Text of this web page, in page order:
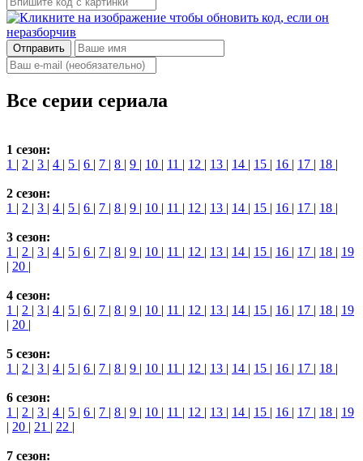
Отправить
Все серии сериала
1 сезон:
1 | 2 | 3 | 4 | 5 | 6 | 7 | 8 | 9 | 10 | 11 | 12 | 13 | 14 | 15 | 16 | 17 | 18 |
2 сезон:
1 | 2 | 3 | 4 | 5 | 6 | 7 | 8 | 9 | 10 | 11 | 12 | 13 | 14 | 15 | 16 | 17 | 18 |
3 сезон:
1 | 2 | 3 | 4 | 5 | 6 | 7 | 8 | 9 | 10 | 11 | 12 | 13 | 14 | 15 | 16 | 17 | 18 | 19
| 20 |
4 сезон:
1 | 2 | 3 | 4 | 5 | 6 | 7 | 8 | 9 | 10 | 11 | 12 | 13 | 14 | 15 | 16 | 17 | 18 | 19
| 20 |
5 сезон:
1 | 2 | 3 | 4 | 5 | 6 | 7 | 8 | 9 | 10 | 11 | 12 | 13 | 14 | 15 | 16 | 17 | 18 |
6 сезон:
1 | 2 | 3 | 4 | 5 | 6 | 7 | 8 | 9 | 10 | 11 | 12 | 13 | 14 | 15 | 16 | 17 | 18 | 19
| 20 | 21 | 22 |
7 сезон: